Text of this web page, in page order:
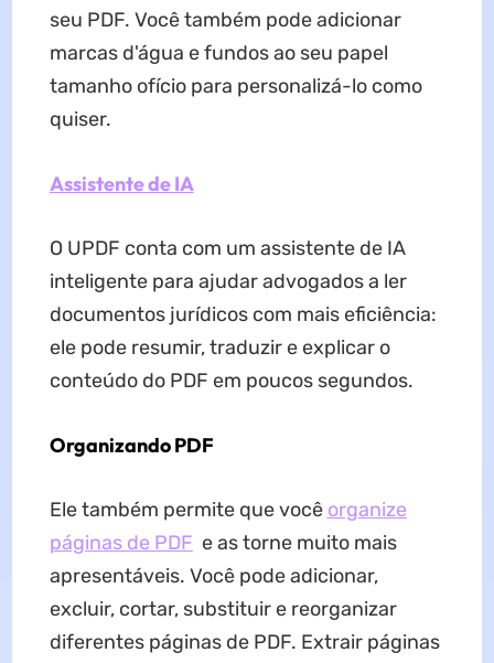
seu PDF. Você também pode adicionar
marcas d'água e fundos ao seu papel
tamanho ofício para personalizá-lo como
quiser.
Assistente de IA
O UPDF conta com um assistente de IA
inteligente para ajudar advogados a ler
documentos jurídicos com mais eficiência:
ele pode resumir, traduzir e explicar o
conteúdo do PDF em poucos segundos.
Organizando PDF
Ele também permite que você organize
páginas de PDF e as torne muito mais
apresentáveis. Você pode adicionar,
excluir, cortar, substituir e reorganizar
diferentes páginas de PDF. Extrair páginas